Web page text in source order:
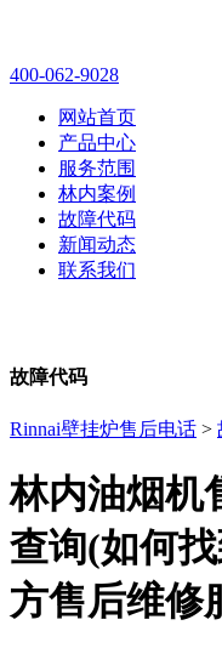
400-062-9028
网站首页
产品中心
服务范围
林内案例
故障代码
新闻动态
联系我们
故障代码
Rinnai壁挂炉售后电话 >
林内油烟机
查询(如何
方售后维修